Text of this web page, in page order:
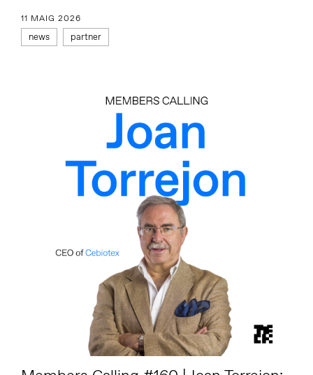
11 MAIG 2026
news partner